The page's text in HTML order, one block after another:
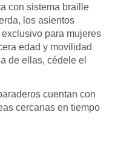
con sistema braille
los asientos
para mujeres
edad y movilidad
de ellas, cédele el
cuentan con
cercanas en tiempo